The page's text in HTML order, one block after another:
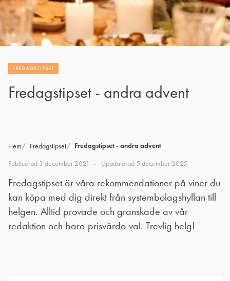
FREDAGSTIPSET
Fredagstipset - andra advent
Hem Fredagstipset Fredagstipset - andra advent
Publicerad 3 december 2021 Uppdaterad5 december 2025
Fredagstipset är våra rekommendationer på viner du
kan köpa med dig direkt från systembolagshyllan till
helgen. Alltid provade och granskade av vår
redaktion och bara prisvärda val. Trevlig helg!